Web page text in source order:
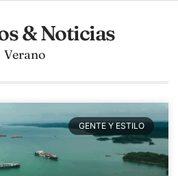
& Noticias
Verano
GENTE Y ESTILO